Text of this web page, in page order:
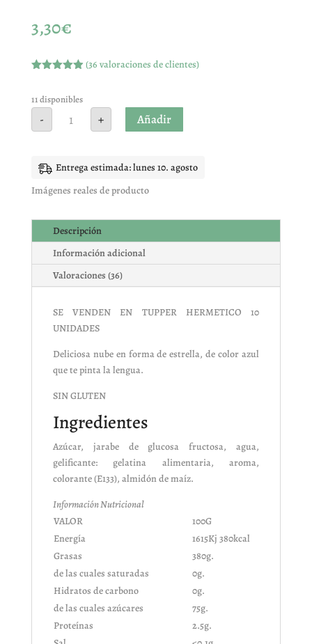
3,30€
5 en base
a
valoracione
s de
(36 valoraciones de clientes)
11 disponibles
-
ESTRELLAS
PINTALENGUAS
BULGARI
+ Añadir
Entrega estimada: lunes 10. agosto
Imágenes reales de producto
Descripción
Información adicional
Valoraciones (36)
SE VENDEN EN TUPPER HERMETICO 10
UNIDADES
Deliciosa nube en forma de estrella, de color azul
que te pinta la lengua.
SIN GLUTEN
Ingredientes
Azúcar, jarabe de glucosa fructosa, agua,
gelificante: gelatina alimentaria, aroma,
colorante (E133), almidón de maíz.
Información Nutricional
VALOR
100G
Energía
1615Kj 380kcal
Grasas
380g.
de las cuales saturadas
0g.
Hidratos de carbono
0g.
de las cuales azúcares
75g.
Proteínas
2.5g.